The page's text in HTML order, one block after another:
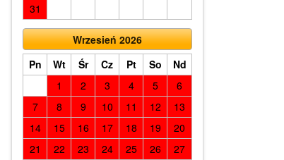
31
Wrzesień 2026
Pn
Wt Śr Cz Pt So
Nd
1
2 3 4 5
6
7
8 9 10 11 12
13
14
15 16 17 18 19
20
21
22 23 24 25 26
27